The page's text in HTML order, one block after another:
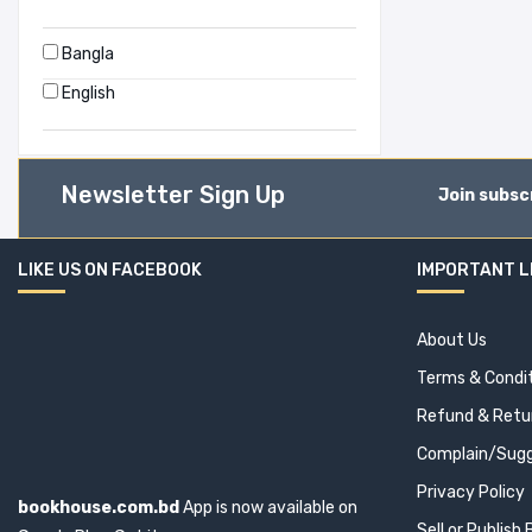
Bookmaster (1)
Books Way (47)
BOOKWELL (1)
Border Guard Bangladesh (1)
CA Press (10)
Bangla
English
Newsletter Sign Up Join
LIKE US ON FACEBOOK
bookhouse.com.bd App is now available on
IMPORTANT
About Us
Terms &
Refund &
Complain/
Privacy Policy